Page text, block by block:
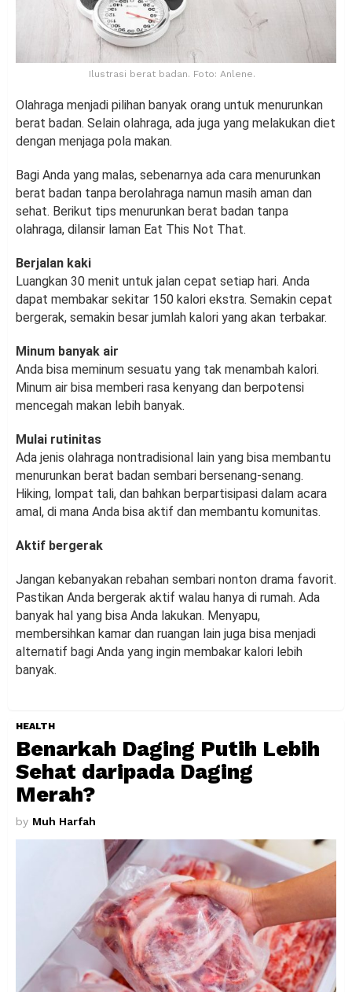
Ilustrasi berat badan. Foto: Anlene.
Olahraga menjadi pilihan banyak orang untuk menurunkan
berat badan. Selain olahraga, ada juga yang melakukan diet
dengan menjaga pola makan.
Bagi Anda yang malas, sebenarnya ada cara menurunkan
berat badan tanpa berolahraga namun masih aman dan
sehat. Berikut tips menurunkan berat badan tanpa
olahraga, dilansir laman Eat This Not That.
Berjalan kaki
Luangkan 30 menit untuk jalan cepat setiap hari. Anda
dapat membakar sekitar 150 kalori ekstra. Semakin cepat
bergerak, semakin besar jumlah kalori yang akan terbakar.
Minum banyak air
Anda bisa meminum sesuatu yang tak menambah kalori.
Minum air bisa memberi rasa kenyang dan berpotensi
mencegah makan lebih banyak.
Mulai rutinitas
Ada jenis olahraga nontradisional lain yang bisa membantu
menurunkan berat badan sembari bersenang-senang.
Hiking, lompat tali, dan bahkan berpartisipasi dalam acara
amal, di mana Anda bisa aktif dan membantu komunitas.
Aktif bergerak
Jangan kebanyakan rebahan sembari nonton drama favorit.
Pastikan Anda bergerak aktif walau hanya di rumah. Ada
banyak hal yang bisa Anda lakukan. Menyapu,
membersihkan kamar dan ruangan lain juga bisa menjadi
alternatif bagi Anda yang ingin membakar kalori lebih
banyak.
HEALTH
Benarkah Daging Putih Lebih
Sehat daripada Daging
Merah?
by Muh Harfah